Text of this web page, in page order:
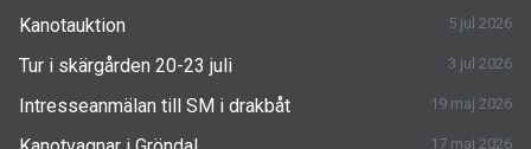
Kanotauktion 5 jul 2026
Tur i skärgården 20-23 juli 3 jul 2026
Intresseanmälan till SM i drakbåt 19 maj 2026
17 maj 2026